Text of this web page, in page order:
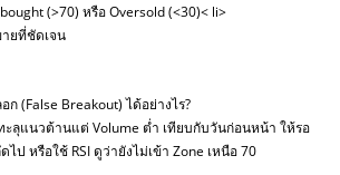
(>70) หรือ Oversold (<30)< li>
ยที่ชัดเจน
(False Breakout) ได้อย่างไร?
ลุแนวต้านแต่ Volume ต่ำ เทียบกับวันก่อนหน้า ให้รอ
ป หรือใช้ RSI ดูว่ายังไม่เข้า Zone เหนือ 70